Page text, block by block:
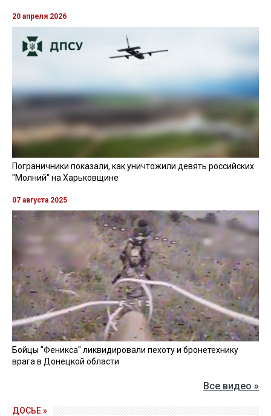
20 апреля 2026
Пограничники показали, как уничтожили девять российских
"Молний" на Харьковщине
07 августа 2025
Бойцы "Феникса" ликвидировали пехоту и бронетехнику
врага в Донецкой области
Все видео »
ДОСЬЕ »